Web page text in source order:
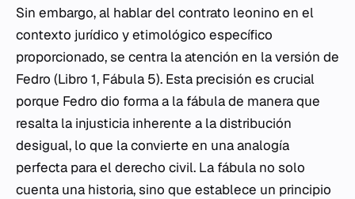
Sin embargo, al hablar del contrato leonino en el
contexto jurídico y etimológico específico
proporcionado, se centra la atención en la versión de
Fedro (Libro 1, Fábula 5). Esta precisión es crucial
porque Fedro dio forma a la fábula de manera que
resalta la injusticia inherente a la distribución
desigual, lo que la convierte en una analogía
perfecta para el derecho civil. La fábula no solo
cuenta una historia, sino que establece un principio